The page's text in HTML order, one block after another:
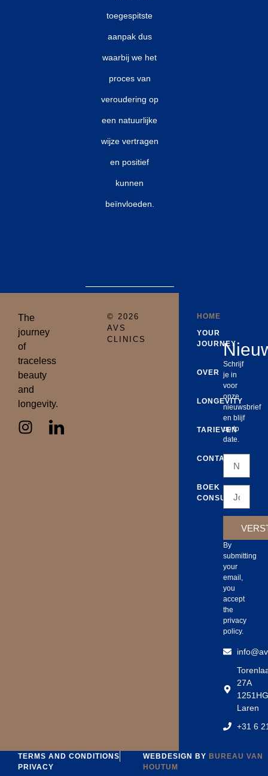
toegespitste
aanpak dus
waarbij we het
proces van
veroudering op
een natuurlijke
wijze vertragen
en positief
kunnen
beïnvloeden.
© 2026
AVS
CLINICS
The
journey
of
traceless
beauty
and
longevity.
HOME
YOUR
JOURNEY
OVER
LONGEVITY
TARIEVEN
CONTACT
BOEK
CONSULT
Schrijf
je in
voor
onze
nieuwsbrief
en blijf
up to
date.
By
submitting
your
email,
you
accept
the
privacy
policy.
27A
1251HG
Laren
‪+31 6
TERMS AND CONDITIONS
PRIVACY
WEBDESIGN BY BUREAU VAN
HOUTUM